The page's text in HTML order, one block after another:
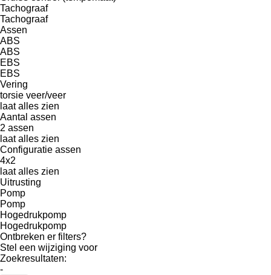
Tachograaf
Tachograaf
Assen
ABS
ABS
EBS
EBS
Vering
torsie veer/veer
laat alles zien
Aantal assen
2 assen
laat alles zien
Configuratie assen
4x2
laat alles zien
Uitrusting
Pomp
Pomp
Hogedrukpomp
Hogedrukpomp
Ontbreken er filters?
Stel een wijziging voor
Zoekresultaten:
-